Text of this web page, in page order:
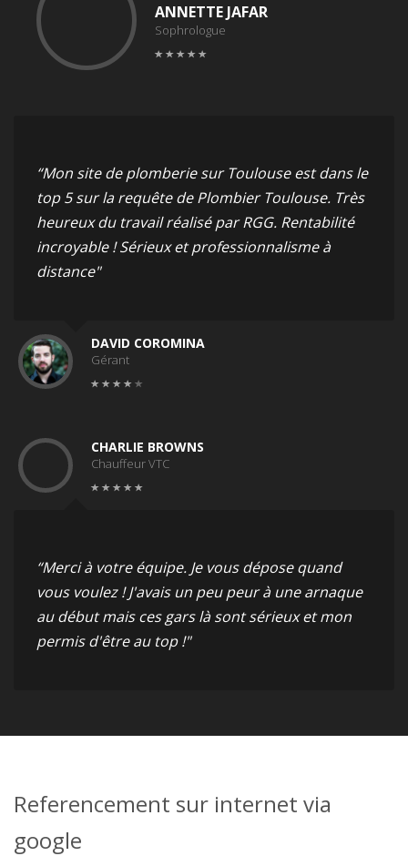
ANNETTE JAFAR
Sophrologue
“Mon site de plomberie sur Toulouse est dans le
top 5 sur la requête de Plombier Toulouse. Très
heureux du travail réalisé par RGG. Rentabilité
incroyable ! Sérieux et professionnalisme à
distance"
DAVID COROMINA
Gérant
CHARLIE BROWNS
Chauffeur VTC
“Merci à votre équipe. Je vous dépose quand
vous voulez ! J'avais un peu peur à une arnaque
au début mais ces gars là sont sérieux et mon
permis d'être au top !"
Referencement sur internet via
google